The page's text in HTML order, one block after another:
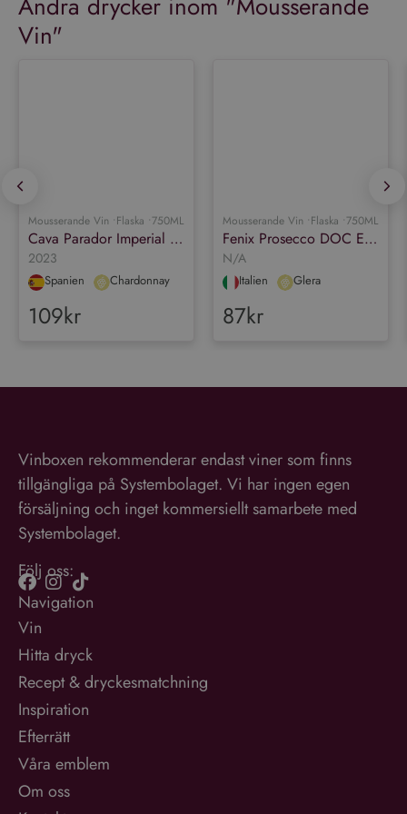
Vin"
Mousserande Vin •Flaska •750ML •
Cava Parador Imperial Reserva
2023
Spanien Chardonnay
109kr
Mousserande Vin •Flaska •750ML •
Fenix Prosecco DOC Extra Dry
N/A
Italien Glera
87kr
Vinboxen rekommenderar endast viner som finns
tillgängliga på Systembolaget. Vi har ingen egen
försäljning och inget kommersiellt samarbete med
Systembolaget.
Följ oss:
Navigation
Vin
Hitta dryck
Recept & dryckesmatchning
Inspiration
Efterrätt
Våra emblem
Om oss